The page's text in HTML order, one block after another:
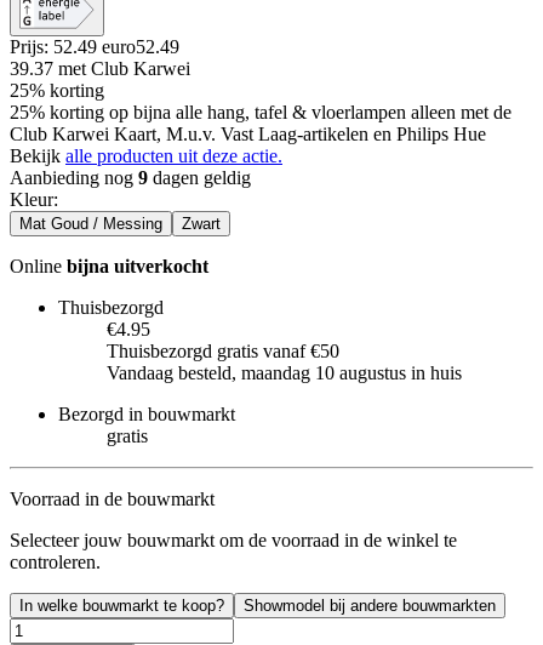
Prijs: 52.49 euro52.49
39.37 met Club Karwei
25% korting
25% korting op bijna alle hang, tafel & vloerlampen alleen met de
Club Karwei Kaart, M.u.v. Vast Laag-artikelen en Philips Hue
Bekijk alle producten uit deze actie.
Aanbieding nog 9 dagen geldig
Kleur:
Mat Goud / Messing Zwart
Online bijna uitverkocht
Thuisbezorgd
€4.95
Thuisbezorgd gratis vanaf €50
Vandaag besteld, maandag 10 augustus in huis
Bezorgd in bouwmarkt
gratis
Voorraad in de bouwmarkt
Selecteer jouw bouwmarkt om de voorraad in de winkel te
controleren.
In welke bouwmarkt te koop? Showmodel bij andere bouwmarkten